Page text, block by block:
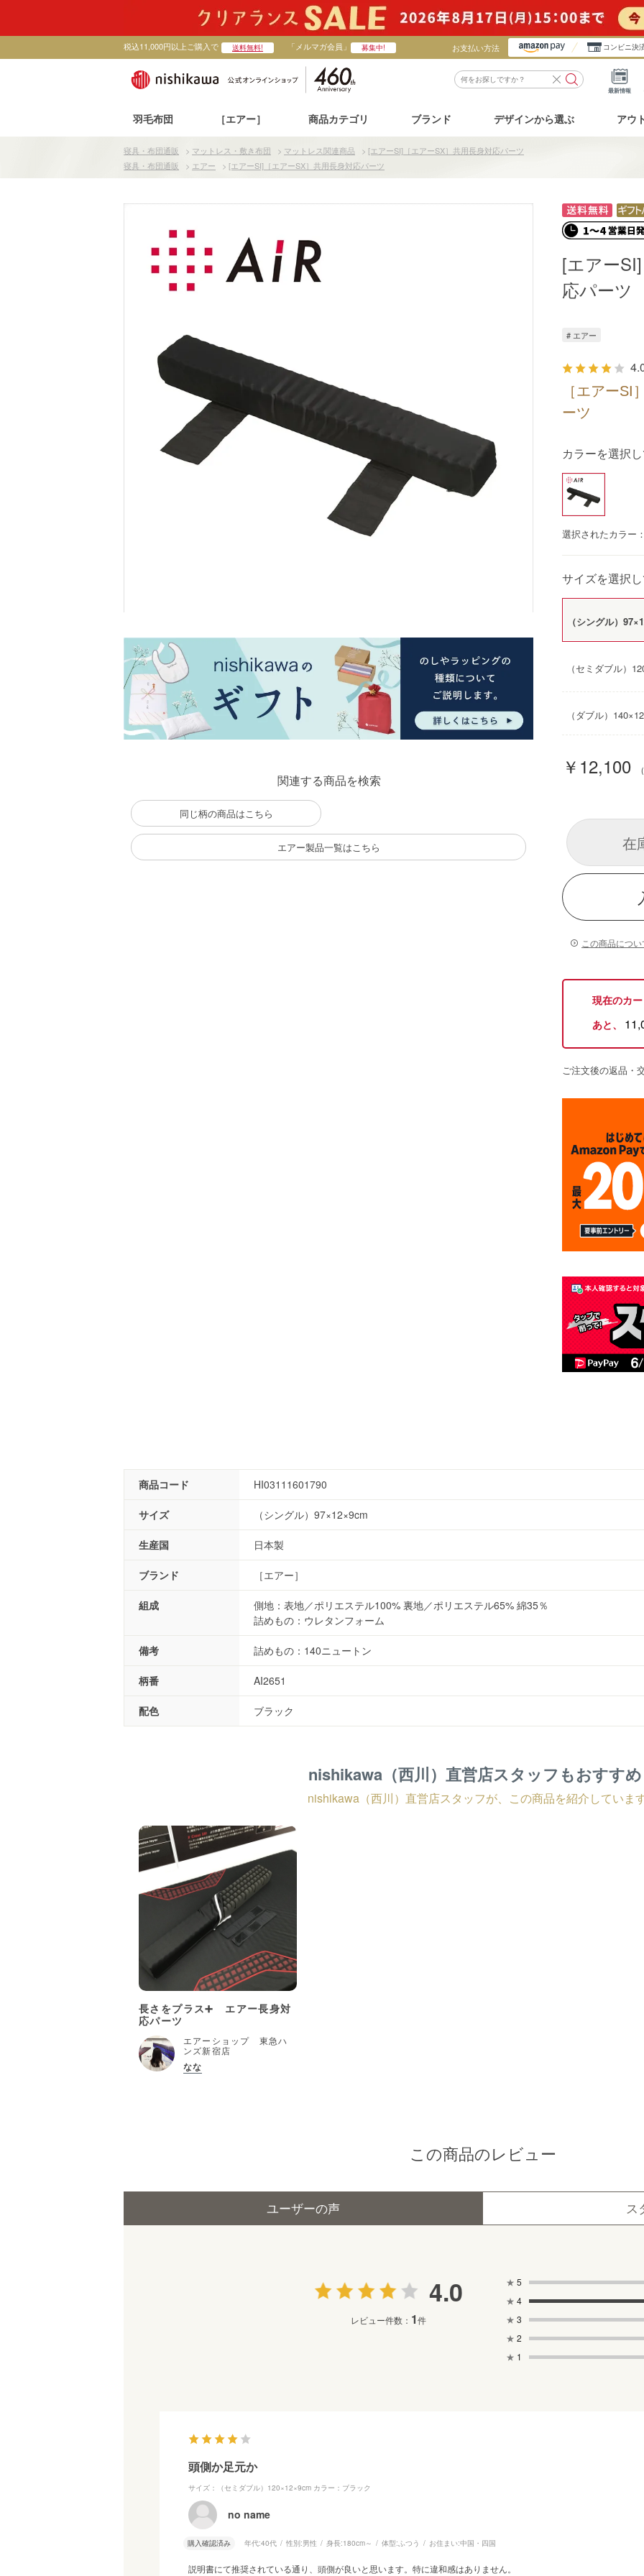
税込11,000円以上ご購入で 送料無料! 「メルマガ会員」 募集中! お支払い方法 コンビニ決
最新情報
羽毛布団 ［エアー］ 商品カテゴリ ブランド デザインから選ぶ アウ
寝具・布団通販 > マットレス・敷き布団 > マットレス関連商品 > [エアーSI]［エアーSX］共用長身対応パーツ
寝具・布団通販
> エアー > [エアーSI]［エアーSX］共用長身対応パーツ
関連する商品を検索
同じ柄の商品はこちら
エアー製品一覧はこちら
［エアーSI
ーツ
[エアー
応パーツ
# エアー
￥12,100
現在のカ
あと、
カラーを選択
選択されたカラー
サイズを選択
（シングル）
（セミダブル）
（ダブル）
在
この商品につ
ご注文後の返品・
商品コード HI03111601790
サイズ （シングル）97×12×9cm
生産国 日本製
ブランド ［エアー］
組成
側地：表地／ポリエステル100% 裏地／ポリエステル65% 綿35％
詰めもの：ウレタンフォーム
備考 詰めもの：140ニュートン
柄番 AI2651
配色 ブラック
nishikawa（西川）直営店スタッフもおすすめ
nishikawa（西川）直営店スタッフが、この商品を紹介しています
長さをプラス➕ エアー長身対
応パーツ
エアーショップ 東急ハ
ンズ新宿店
なな
この商品のレビュー
ユーザーの声 ス
4.0
レビュー件数： 1件
★ 5
★ 4
★ 3
★ 2
★ 1
頭側か足元か
サイズ：（セミダブル）120×12×9cm カラー：ブラック
no name
購入確認済み 年代:40代 性別:男性 身長:180cm～ 体型: ふつう お住まい:中国・四国
説明書にて推奨されている通り、頭側が良いと思います。特に違和感はありません。